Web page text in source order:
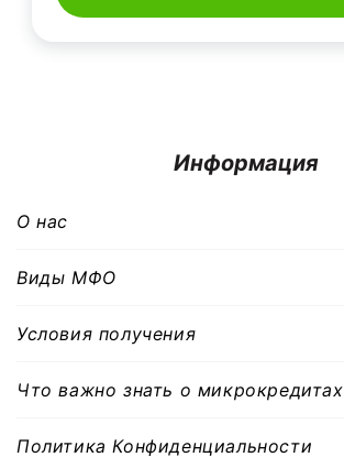
Информация
О нас
Виды МФО
Условия получения
Что важно знать о микрокредитах
Политика Конфиденциальности